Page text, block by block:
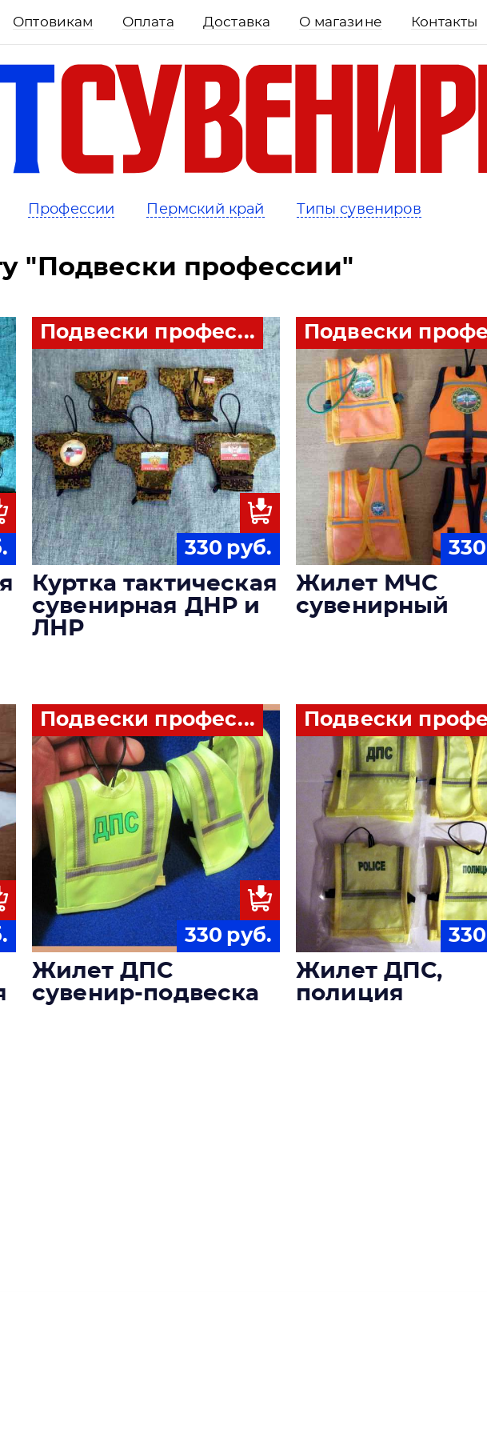
Оптовикам Оплата Доставка О магазине Контакты
Профессии Пермский край Типы сувениров
"Подвески профессии"
Подвески профес...
330 руб.
Куртка тактическая
сувенирная ДНР и
ЛНР
Подвески
330
Жилет МЧС
сувенирный
Подвески профес...
330 руб.
Жилет ДПС
сувенир-подвеска
Подвески
330
Жилет ДПС,
полиция